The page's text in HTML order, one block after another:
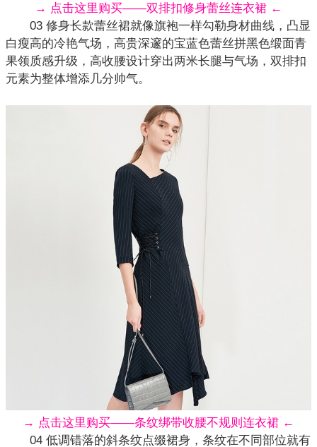
→ 点击这里购买——双排扣修身蕾丝连衣裙 ←
03 修身长款蕾丝裙就像旗袍一样勾勒身材曲线，凸显
白瘦高的冷艳气场，高贵深邃的宝蓝色蕾丝拼黑色缎面青
果领质感升级，高收腰设计穿出两米长腿与气场，双排扣
元素为整体增添几分帅气。
→ 点击这里购买——条纹绑带收腰不规则连衣裙 ←
04 低调错落的斜条纹点缀裙身，条纹在不同部位就有